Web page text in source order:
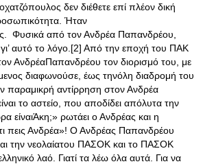
δεν διέθετε επί πλέον δική
Ήταν
Φυσικά από τον Ανδρέα Παπανδρέου,
αυτό το λόγο.[2] Από την εποχή του ΠΑΚ
ΑνδρέαΠαπανδρέου τον διορισμό του, με
διαφωνούσε, έως τηνόλη διαδρομή του
παραμικρή αντίρρηση στον Ανδρέα
το αστείο, που αποδίδει απόλυτα την
είναιΆκη;» ρωτάει ο Ανδρέας και η
πεις Ανδρέα»! Ο Ανδρέας Παπανδρέου
την νεολαίατου ΠΑΣΟΚ και το ΠΑΣΟΚ
λαό. Γιατί τα λέω όλα αυτά. Για να